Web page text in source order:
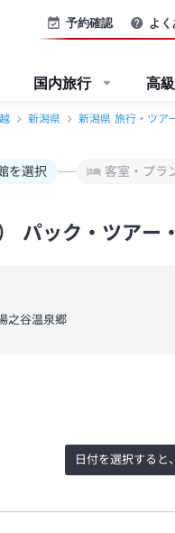
予約確認 よ
国内旅行 高
新潟県 新潟県 旅行・ツア
を選択 客室・プラ
パック・ツアー
之谷温泉郷
日付を選択すると